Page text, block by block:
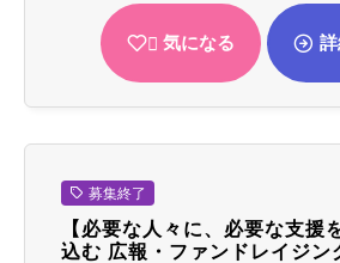
気になる
募集終了
【必要な人々に、必要な支援
込む 広報・ファンドレイジン